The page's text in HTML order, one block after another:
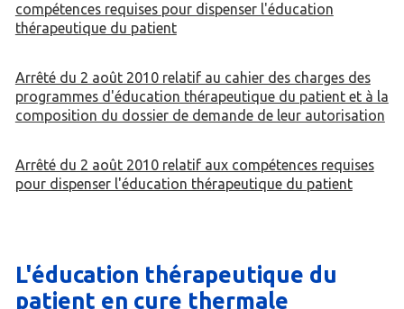
compétences requises pour dispenser l'éducation
thérapeutique du patient
Arrêté du 2 août 2010 relatif au cahier des charges des
programmes d'éducation thérapeutique du patient et à la
composition du dossier de demande de leur autorisation
Arrêté du 2 août 2010 relatif aux compétences requises
pour dispenser l'éducation thérapeutique du patient
L'éducation thérapeutique du
patient en cure thermale